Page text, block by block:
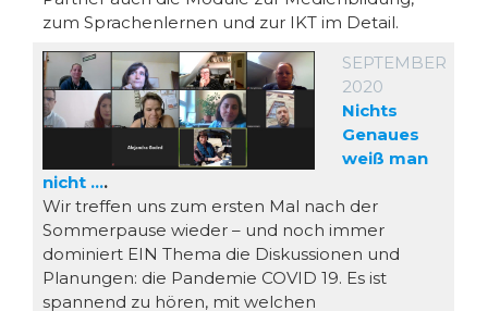
zum Sprachenlernen und zur IKT im Detail.
SEPTEMBER
2020
Nichts
Genaues
weiß man
nicht ….
Wir treffen uns zum ersten Mal nach der
Sommerpause wieder – und noch immer
dominiert EIN Thema die Diskussionen und
Planungen: die Pandemie COVID 19. Es ist
spannend zu hören, mit welchen